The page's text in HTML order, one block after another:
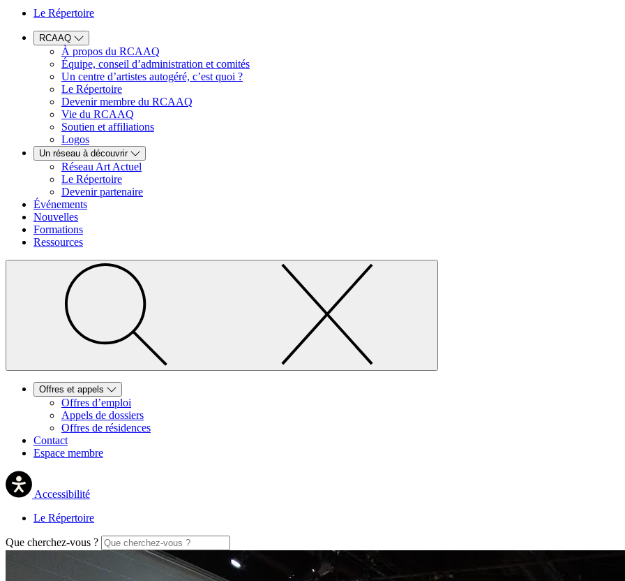
Le Répertoire
RCAAQ
À propos du RCAAQ
Équipe, conseil d’administration et comités
Un centre d’artistes autogéré, c’est quoi ?
Le Répertoire
Devenir membre du RCAAQ
Vie du RCAAQ
Soutien et affiliations
Logos
Un réseau à découvrir
Réseau Art Actuel
Le Répertoire
Devenir partenaire
Événements
Nouvelles
Formations
Ressources
Offres et appels
Offres d’emploi
Appels de dossiers
Offres de résidences
Contact
Espace membre
Accessibilité
Le Répertoire
Que cherchez-vous ?